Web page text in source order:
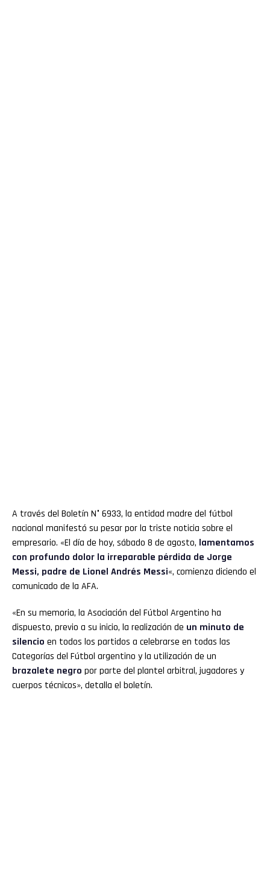
A través del Boletín N° 6933, la entidad madre del fútbol
nacional manifestó su pesar por la triste noticia sobre el
empresario. «El día de hoy, sábado 8 de agosto, lamentamos
con profundo dolor la irreparable pérdida de Jorge
Messi, padre de Lionel Andrés Messi«, comienza diciendo el
comunicado de la AFA.
«En su memoria, la Asociación del Fútbol Argentino ha
dispuesto, previo a su inicio, la realización de un minuto de
silencio en todos los partidos a celebrarse en todas las
Categorías del Fútbol argentino y la utilización de un
brazalete negro por parte del plantel arbitral, jugadores y
cuerpos técnicos», detalla el boletín.